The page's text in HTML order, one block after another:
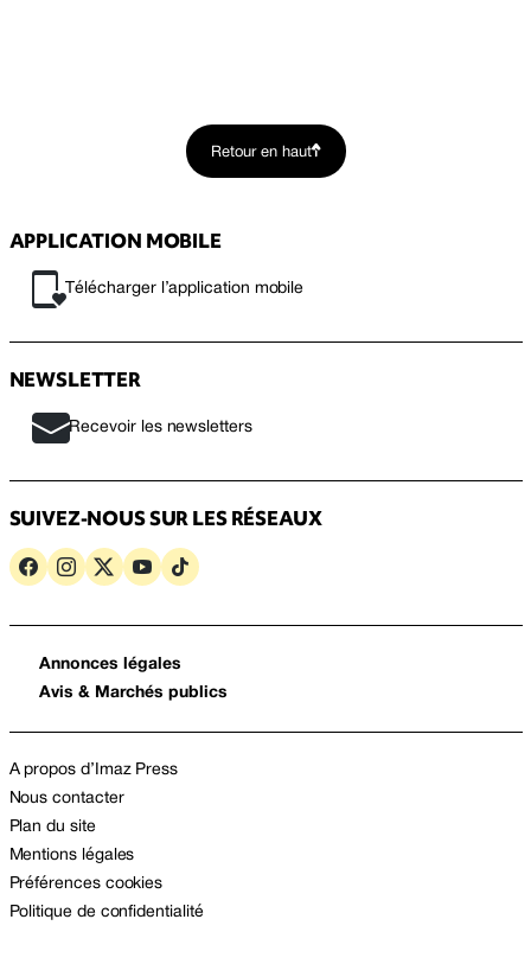
Retour en haut
APPLICATION MOBILE
Télécharger l’application mobile
NEWSLETTER
Recevoir les newsletters
SUIVEZ-NOUS SUR LES RÉSEAUX
Annonces légales
Avis & Marchés publics
A propos d’Imaz Press
Nous contacter
Plan du site
Mentions légales
Préférences cookies
Politique de confidentialité